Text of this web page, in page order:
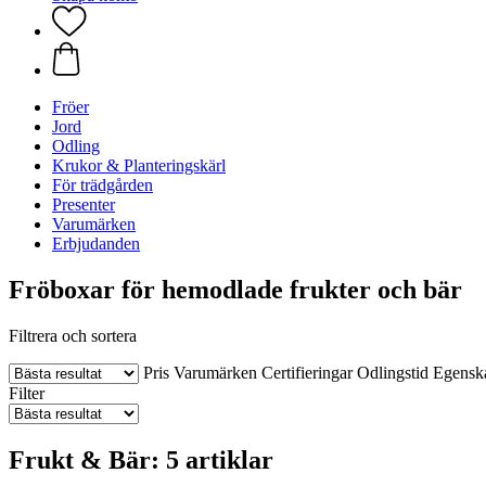
Fröer
Jord
Odling
Krukor & Planteringskärl
För trädgården
Presenter
Varumärken
Erbjudanden
Fröboxar för hemodlade frukter och bär
Filtrera och sortera
Pris Varumärken Certifieringar Odlingstid
Filter
Frukt & Bär: 5 artiklar